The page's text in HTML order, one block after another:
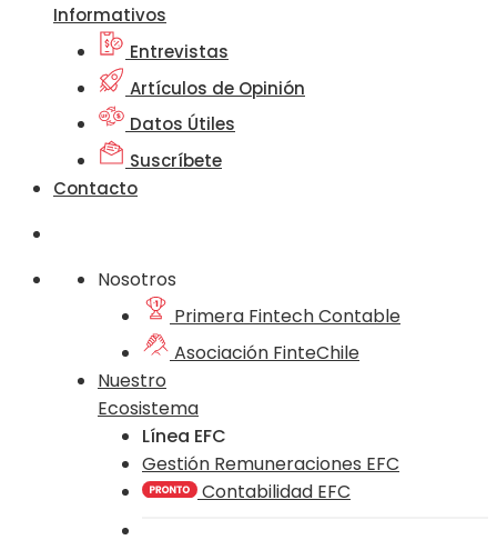
Informativos
Entrevistas
Artículos de Opinión
Datos Útiles
Suscríbete
Contacto
Nosotros
Primera Fintech Contable
Asociación FinteChile
Nuestro
Ecosistema
Línea EFC
Gestión Remuneraciones EFC
Contabilidad EFC